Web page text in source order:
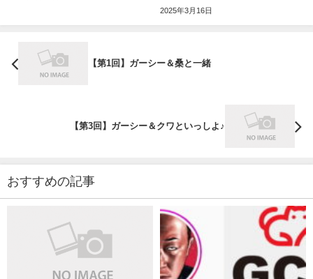
2025年3月16日
【第1回】ガーシー＆桑と一緒
【第3回】ガーシー＆クワといっしよ♪
おすすめの記事